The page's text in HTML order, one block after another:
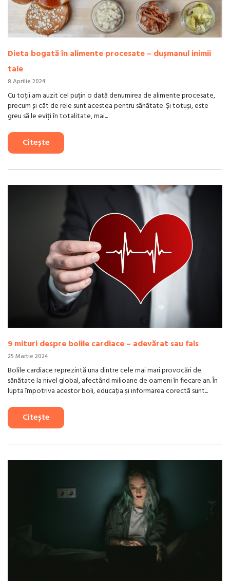
Dieta bogată în alimente procesate – dușmanul inimii
tale
8 Aprilie 2024
Cu toții am auzit cel puțin o dată denumirea de alimente procesate,
precum și cât de rele sunt acestea pentru sănătate. Și totuși, este
greu să le eviți în totalitate, mai...
Citește
9 mituri despre bolile cardiace – adevărat sau fals
25 Martie 2024
Bolile cardiace reprezintă una dintre cele mai mari provocări de
sănătate la nivel global, afectând milioane de oameni în fiecare an. În
lupta împotriva acestor boli, educația și informarea corectă sunt...
Citește